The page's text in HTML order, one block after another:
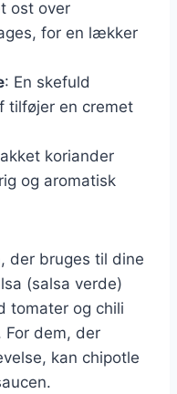
ost over
for en lækker
: En skefuld
tilføjer en cremet
koriander
og aromatisk
der bruges til dine
(salsa verde)
tomater og chili
dem, der
kan chipotle